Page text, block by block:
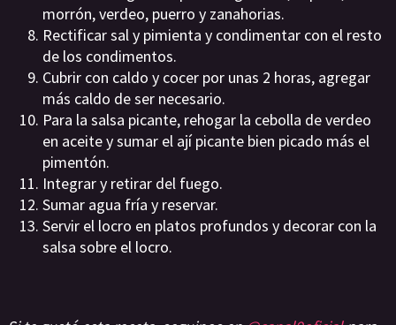
morrón, verdeo, puerro y zanahorias.
Rectificar sal y pimienta y condimentar con el resto
de los condimentos.
Cubrir con caldo y cocer por unas 2 horas, agregar
más caldo de ser necesario.
Para la salsa picante, rehogar la cebolla de verdeo
en aceite y sumar el ají picante bien picado más el
pimentón.
Integrar y retirar del fuego.
Sumar agua fría y reservar.
Servir el locro en platos profundos y decorar con la
salsa sobre el locro.